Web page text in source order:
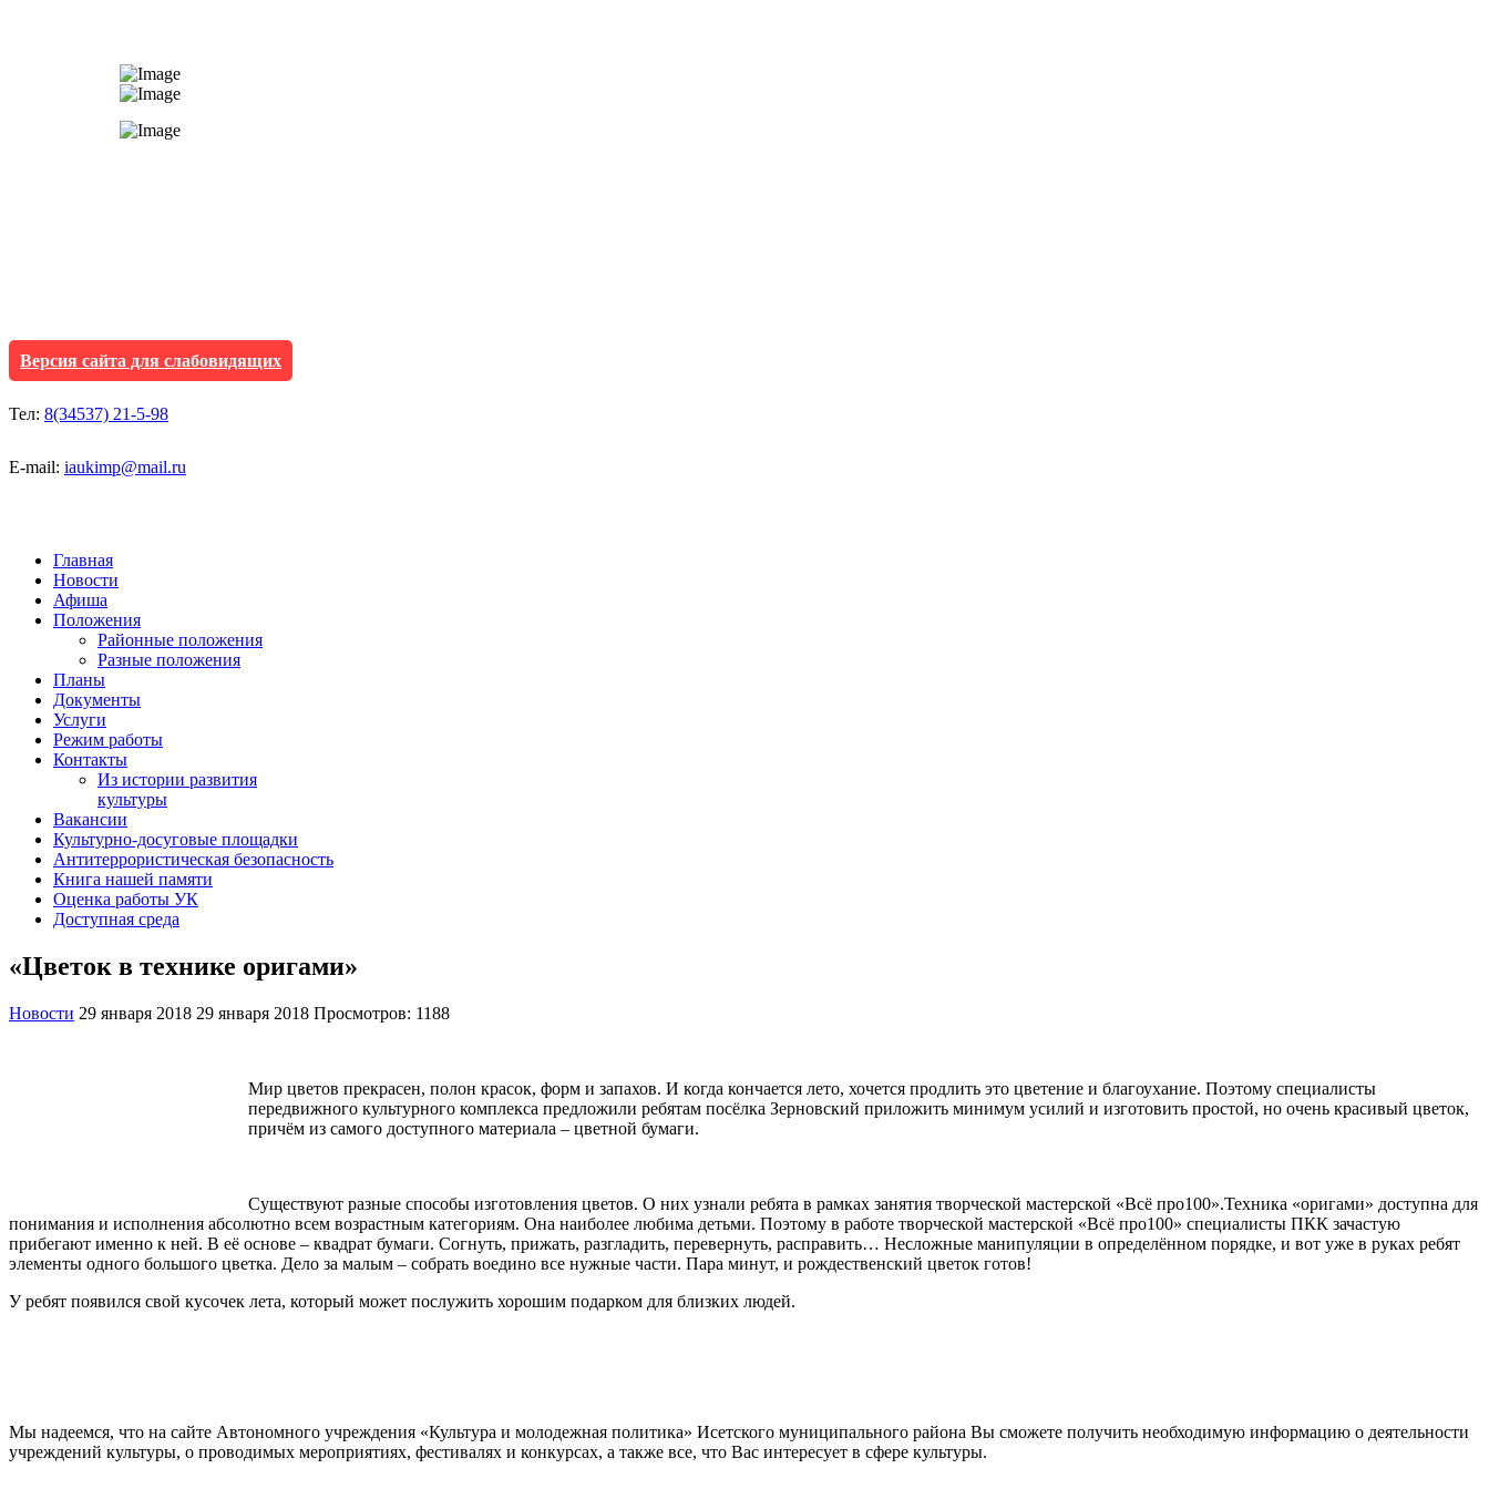
Версия сайта для слабовидящих
Тел: 8(34537) 21-5-98
E-mail: iaukimp@mail.ru
Главная
Новости
Афиша
Положения
Районные положения
Разные положения
Планы
Документы
Услуги
Режим работы
Контакты
Из истории развития
культуры
Вакансии
Культурно-досуговые площадки
Антитеррористическая безопасность
Книга нашей памяти
Оценка работы УК
Доступная среда
«Цветок в технике оригами»
Новости 29 января 2018 29 января 2018 Просмотров: 1188
Мир цветов прекрасен, полон красок, форм и запахов. И когда кончается лето, хочется продлить это цветение и благоухание. Поэтому специалисты
передвижного культурного комплекса предложили ребятам посёлка Зерновский приложить минимум усилий и изготовить простой, но очень красивый цветок,
причём из самого доступного материала – цветной бумаги.
Существуют разные способы изготовления цветов. О них узнали ребята в рамках занятия творческой мастерской «Всё про100».Техника «оригами» доступна для
понимания и исполнения абсолютно всем возрастным категориям. Она наиболее любима детьми. Поэтому в работе творческой мастерской «Всё про100» специалисты ПКК зачастую
прибегают именно к ней. В её основе – квадрат бумаги. Согнуть, прижать, разгладить, перевернуть, расправить… Несложные манипуляции в определённом порядке, и вот уже в руках ребят
элементы одного большого цветка. Дело за малым – собрать воедино все нужные части. Пара минут, и рождественский цветок готов!
У ребят появился свой кусочек лета, который может послужить хорошим подарком для близких людей.
Мы надеемся, что на сайте Автономного учреждения «Культура и молодежная политика» Исетского муниципального района Вы сможете получить необходимую информацию о деятельности
учреждений культуры, о проводимых мероприятиях, фестивалях и конкурсах, а также все, что Вас интересует в сфере культуры.